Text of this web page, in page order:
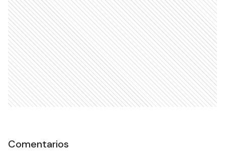
Comentarios